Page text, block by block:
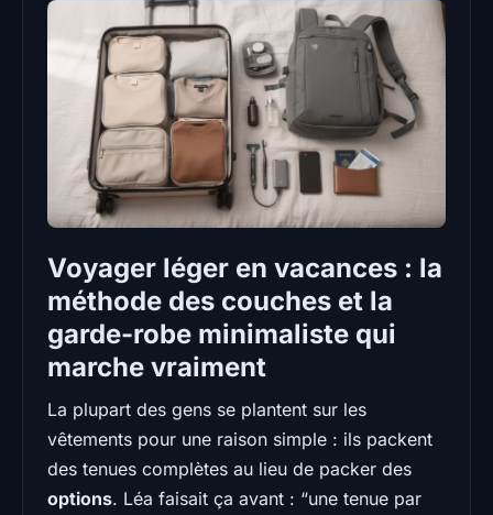
Voyager léger en vacances : la
méthode des couches et la
garde-robe minimaliste qui
marche vraiment
La plupart des gens se plantent sur les
vêtements pour une raison simple : ils packent
des tenues complètes au lieu de packer des
options. Léa faisait ça avant : “une tenue par